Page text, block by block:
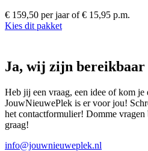
€ 159,50 per jaar of € 15,95 p.m.
Kies dit pakket
Ja, wij zijn bereikbaar
Heb jij een vraag, een idee of kom je
JouwNieuwePlek is er voor jou!
het contactformulier! Domme
graag!
info@jouwnieuweplek.nl